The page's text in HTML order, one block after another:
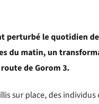
perturbé le quotidien
du matin, un
de Gorom 3.
sur place, des